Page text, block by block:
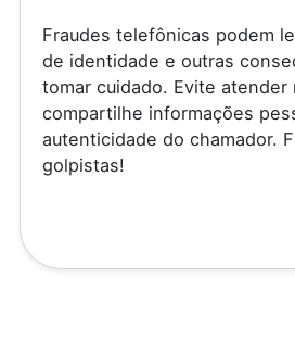
Fraudes telefônicas podem
de identidade e outras
tomar cuidado. Evite
compartilhe informações
autenticidade do chamador.
golpistas!